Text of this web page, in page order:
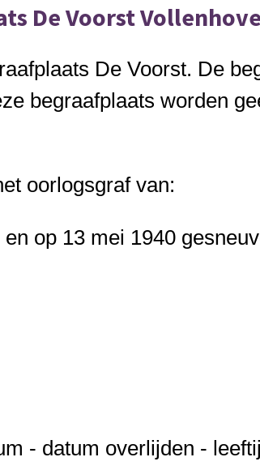
De Voorst Vollenhove
De Voorst. De
begraafplaats worden
oorlogsgraf van:
op 13 mei 1940
- datum overlijden -